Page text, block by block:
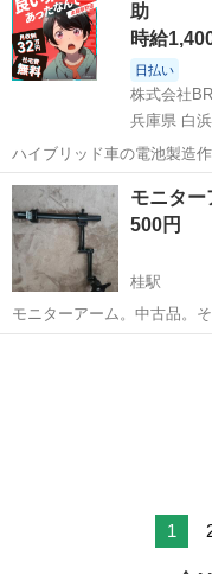
■ 型番■ IC-S37-R
助
時給
日払い
株式会社
兵庫県 白
ハイブリッド車の電池製造
験活躍中★20～50代の男性
スメ！年間休日130日！正社
ルーム寮完備！《兵庫県姫路
兵庫 姫路市 白浜の
モニター
500円
桂駅
モニターアーム。中古品。
1